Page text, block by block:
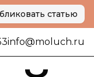
статью
info@moluch.ru